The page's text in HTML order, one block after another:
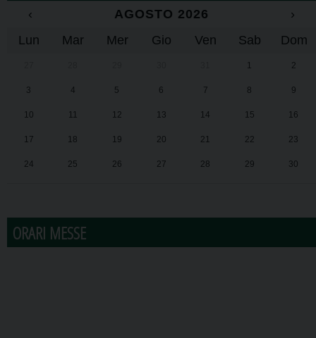
‹ AGOSTO 2026
›
Lun
Mar Mer Gio Ven Sab Dom
1 2
3 4 5 6 7 8 9
10 11 12 13 14 15 16
17 18 19 20 21 22 23
24 25 26 27 28 29 30
ORARI MESSE